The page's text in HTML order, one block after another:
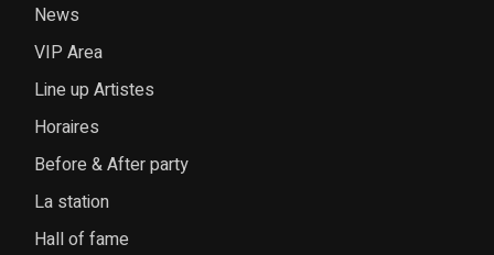
News
VIP Area
Line up Artistes
Horaires
Before & After party
La station
Hall of fame